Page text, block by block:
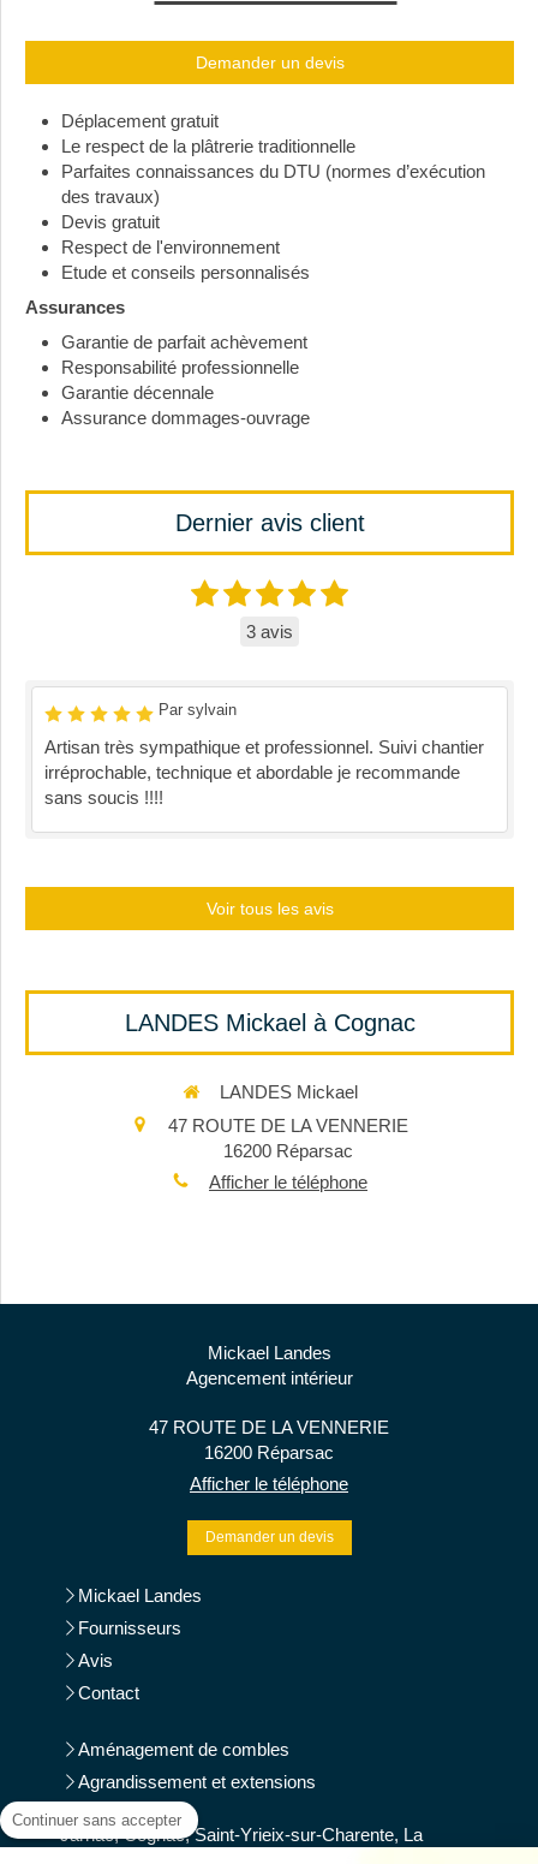
Demander un devis
Déplacement gratuit
Le respect de la plâtrerie traditionnelle
Parfaites connaissances du DTU (normes d’exécution
des travaux)
Devis gratuit
Respect de l'environnement
Etude et conseils personnalisés
Assurances
Garantie de parfait achèvement
Responsabilité professionnelle
Garantie décennale
Assurance dommages-ouvrage
Dernier avis client
3 avis
Par sylvain
Artisan très sympathique et professionnel. Suivi chantier
irréprochable, technique et abordable je recommande
sans soucis !!!!
Voir tous les avis
LANDES Mickael à Cognac
LANDES Mickael
47 ROUTE DE LA VENNERIE
16200 Réparsac
Afficher le téléphone
Mickael Landes
Agencement intérieur
47 ROUTE DE LA VENNERIE
16200 Réparsac
Afficher le téléphone
Demander un devis
Mickael Landes
Fournisseurs
Avis
Contact
Aménagement de combles
Agrandissement et extensions
Jarnac, Cognac, Saint-Yrieix-sur-Charente, La
Continuer sans accepter